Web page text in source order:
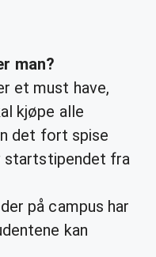
man?
et must have,
kjøpe alle
det fort spise
startstipendet fra
på campus har
kan